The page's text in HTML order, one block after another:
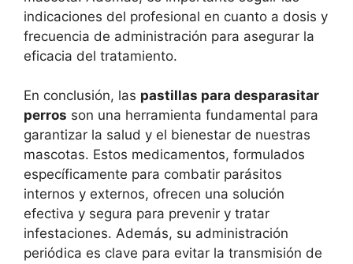
indicaciones del profesional en cuanto a dosis y
frecuencia de administración para asegurar la
eficacia del tratamiento.
En conclusión, las pastillas para desparasitar
perros son una herramienta fundamental para
garantizar la salud y el bienestar de nuestras
mascotas. Estos medicamentos, formulados
específicamente para combatir parásitos
internos y externos, ofrecen una solución
efectiva y segura para prevenir y tratar
infestaciones. Además, su administración
periódica es clave para evitar la transmisión de